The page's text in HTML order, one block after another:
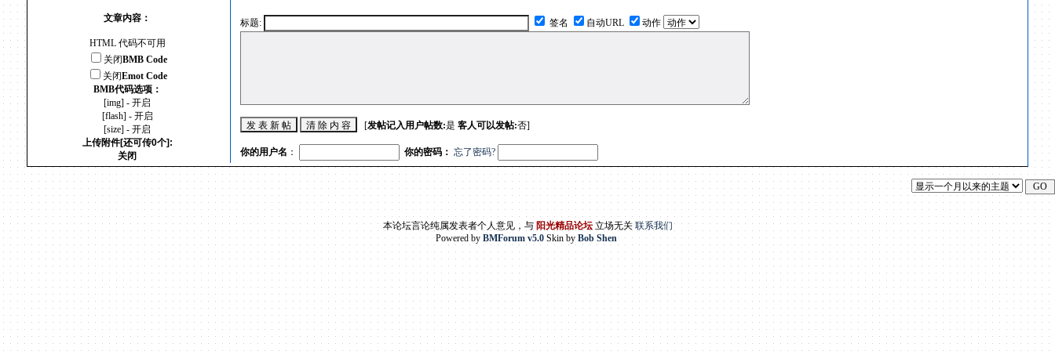
文章内容：
HTML 代码不可用
关闭BMB Code
关闭Emot Code
BMB代码选项：
[img] - 开启
[flash] - 开启
[size] - 开启
上传附件[还可传0个]:
关闭
标题: 签名 自动URL 动作
[发帖记入用户帖数:是 客人可以发帖:否]
你的用户名 ： 你的密码： 忘了密码?
本论坛言论纯属发表者个人意见，与 阳光精品论坛 立场无关 联系我们
Powered by BMForum v5.0 Skin byBob Shen